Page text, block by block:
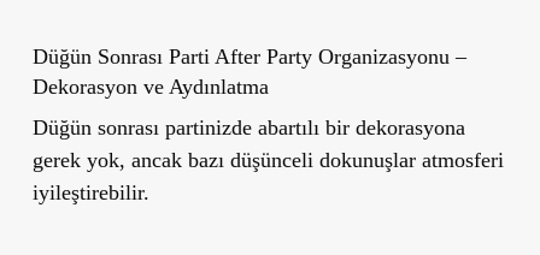
Düğün Sonrası Parti After Party Organizasyonu –
Dekorasyon ve Aydınlatma
Düğün sonrası partinizde abartılı bir dekorasyona
gerek yok, ancak bazı düşünceli dokunuşlar atmosferi
iyileştirebilir.